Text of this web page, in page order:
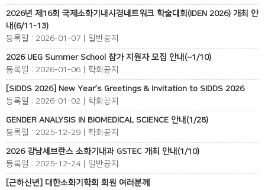
2026년 제16회 국제소화기내시경네트워크 학술대회(IDEN 2026) 개최 안
내(6/11-13)
등록일 : 2026-01-07 | 일반공지
2026 UEG Summer School 참가 지원자 모집 안내(~1/10)
등록일 : 2026-01-06 | 학회공지
[SIDDS 2026] New Year’s Greetings & Invitation to SIDDS 2026
등록일 : 2026-01-02 | 학회공지
GENDER ANALYSIS IN BIOMEDICAL SCIENCE 안내(1/28)
등록일 : 2025-12-29 | 학회공지
2026 강남세브란스 소화기내과 GSTEC 개최 안내(1/10)
등록일 : 2025-12-24 | 일반공지
[근하신년] 대한소화기학회 회원 여러분께